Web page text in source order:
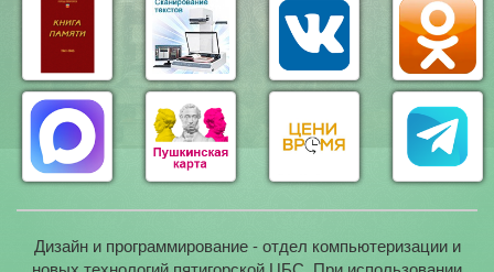
Дизайн и программирование - отдел компьютеризации и